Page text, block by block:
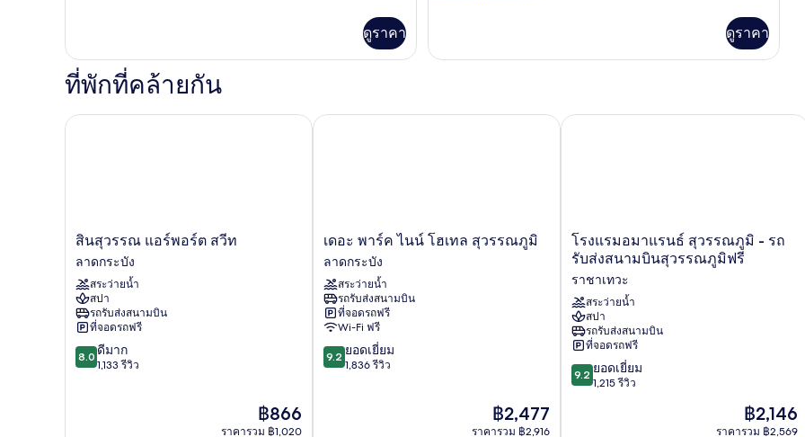
Deluxe
Double
or
Room
ดูราคา
คลอง
เกี่ยว
รี่
ดูราคา
ที่พักที่คล้ายกัน
สิน
สุวรรณ
แอร์
พอร์ต
สวีท
ลาดกระบัง
สินสุวรรณ แอร์พอร์ต สวีท
ลาดกระบัง
สระว่ายน้ำ
สปา
รถรับส่งสนามบิน
ที่จอดรถฟรี
8.0
จาก
8.0 ดีมาก
1,133 รีวิว
ราคา
ปัจจุบัน
฿866
ราคารวม ฿1,020
สินสุวรรณ แอร์พอร์ต สวีท
เดอะ
ค
ไนน์
โฮ
เทล
สุวรรณภูมิ
ลาดกระบัง
เดอะ พาร์ค ไนน์ โฮเทล สุวรรณภูมิ
ลาดกระบัง
สระว่ายน้ำ
รถรับส่งสนามบิน
ที่จอดรถฟรี
Wi-Fi ฟรี
9.2
จาก
9.2 ยอดเยี่ยม
1,836 รีวิว
ราคา
ปัจจุบัน
฿2,477
ราคารวม ฿2,916
เดอะ พาร์ค ไนน์ โฮเทล สุวรรณภูมิ
โรง
แร
มา
แรนธ์
สุวรรณภูมิ
-
รถ
รับ
ส่ง
โรงแรมอมาแรนธ์ สุวรรณภูมิ - รถ
รับส่งสนามบินสุวรรณภูมิฟรี
ราชาเทวะ
สระว่ายน้ำ
สปา
รถรับส่งสนามบิน
ที่จอดรถฟรี
9.2
จาก
9.2 ยอดเยี่ยม
1,215 รีวิว
ราคา
ปัจจุบัน
฿2,146
ราคารวม ฿2,569
โรงแรมอมาแรนธ์ สุวรรณภูมิ - รถรับส่